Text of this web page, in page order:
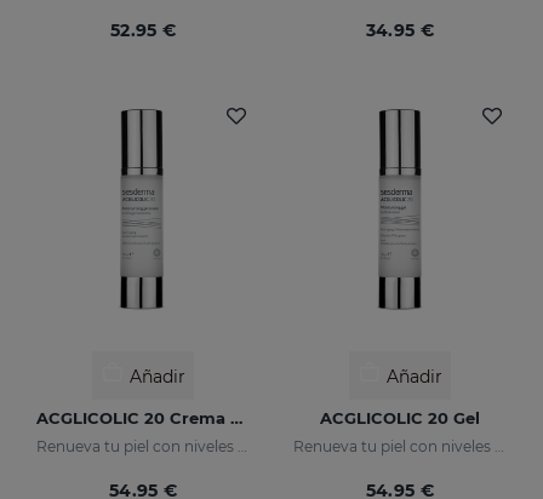
52.95 € 34.95 €
Añadir
ACGLICOLIC 20 Crema Gel
Renueva tu piel con niveles de eficacia nunca antes alcanzados
54.95 €
Añadir
ACGLICOLIC 20 Gel
Renueva tu piel con niveles de eficacia nunca antes alcanzados
54.95 €